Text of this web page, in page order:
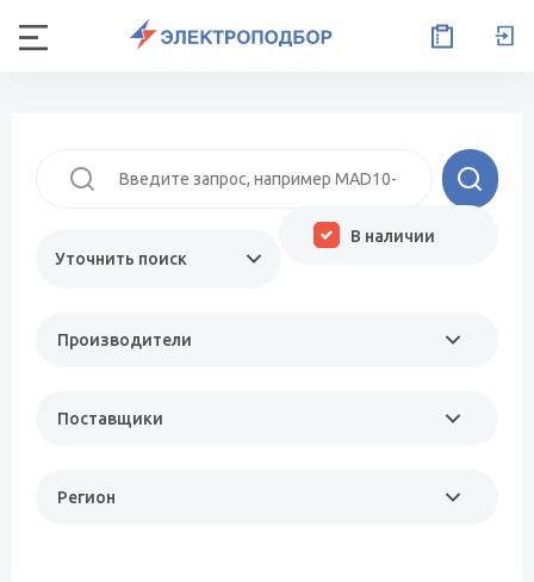
Уточнить поиск
Производители
Поставщики
Регион
В наличии